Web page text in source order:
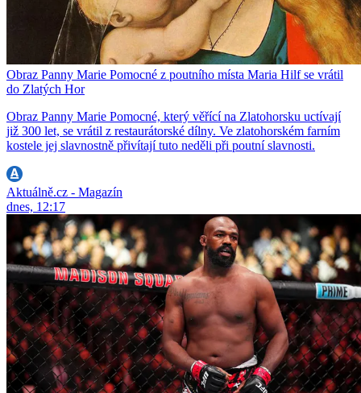
Obraz Panny Marie Pomocné z poutního místa Maria Hilf se vrátil
do Zlatých Hor
Obraz Panny Marie Pomocné, který věřící na Zlatohorsku uctívají
již 300 let, se vrátil z restaurátorské dílny. Ve zlatohorském farním
kostele jej slavnostně přivítají tuto neděli při poutní slavnosti.
Aktuálně.cz - Magazín
dnes, 12:17